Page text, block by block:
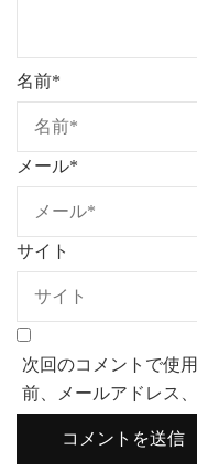
名前*
メール*
サイト
次回のコメントで使
前、メールアドレス